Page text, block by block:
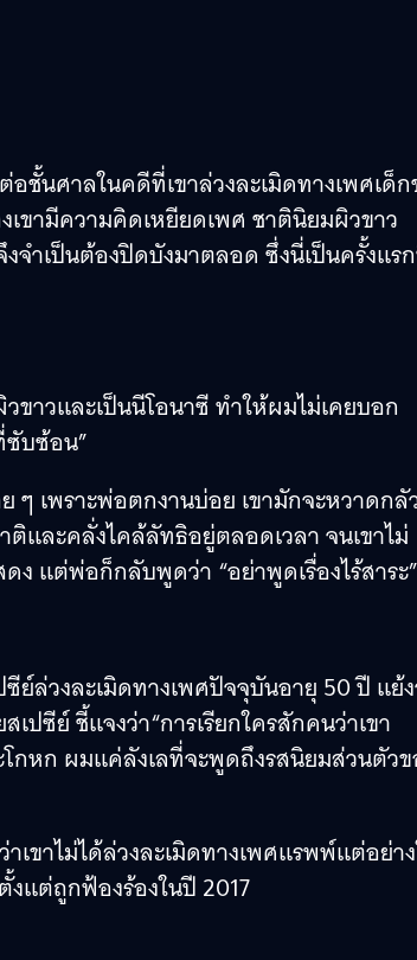
ชั้นศาลในคดีที่เขาล่วงละเมิดทางเพศเด็
เขามีความคิดเหยียดเพศ ชาตินิยมผิวขาว
จำเป็นต้องปิดบังมาตลอด ซึ่งนี่เป็นครั้งแร
ขาวและเป็นนีโอนาซี ทำให้ผมไม่เคยบอก
บซ้อน”
ๆ เพราะพ่อตกงานบ่อย เขามักจะหวาดกลั
ติและคลั่งไคล้ลัทธิอยู่ตลอดเวลา จนเขาไม่
แต่พ่อก็กลับพูดว่า “อย่าพูดเรื่องไร้สาระ”
ล่วงละเมิดทางเพศปัจจุบันอายุ 50 ปี แย้
เปซีย์ ชี้แจงว่า“การเรียกใครสักคนว่าเขา
กหก ผมแค่ลังเลที่จะพูดถึงรสนิยมส่วนตัว
เขาไม่ได้ล่วงละเมิดทางเพศแรพพ์แต่อย่า
งแต่ถูกฟ้องร้องในปี 2017